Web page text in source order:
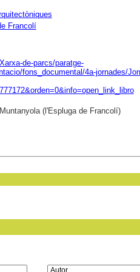
Francolí
de-parcs/paratge-
fons_documental/4a-jornades/
(l'Espluga de Francolí)